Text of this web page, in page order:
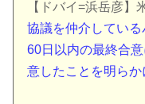
【ドバイ=浜岳彦】
協議を仲介している
60日以内の最終合
意したことを明らか